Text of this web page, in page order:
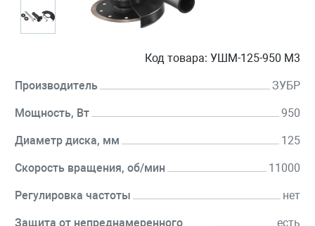
Код товара: УШМ-125-950 М3
Производитель ЗУБР
Мощность, Вт 950
Диаметр диска, мм 125
Скорость вращения, об/мин 11000
Регулировка частоты нет
Защита от непреднамеренного
есть